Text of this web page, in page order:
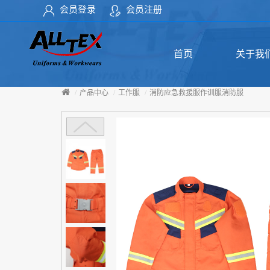
会员登录 会员注册
首页 关于我
产品中心 工作服 消防应急救援服作训服消防服